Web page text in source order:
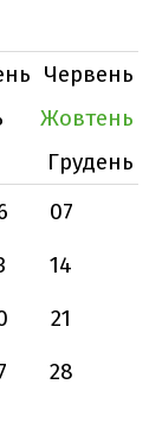
Червень
Жовтень
Грудень
07
14
21
28